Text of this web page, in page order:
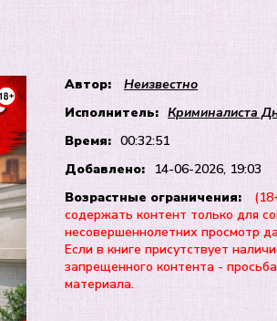
Автор:
Неизвестно
Исполнитель: Криминалиста
Время: 00:32:51
Добавлено:
14-06-2026, 19:03
Возрастные ограничения:
содержать контент только для
несовершеннолетних просмотр
Если в книге присутствует
запрещенного контента -
материала.